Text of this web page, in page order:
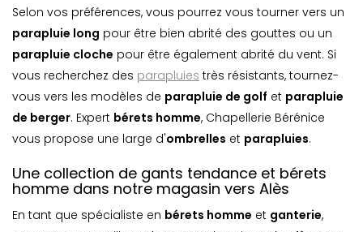
Selon vos préférences, vous pourrez vous tourner vers un
parapluie long pour être bien abrité des gouttes ou un
parapluie cloche pour être également abrité du vent. Si
vous recherchez des parapluies très résistants, tournez-
vous vers les modèles de parapluie de golf et parapluie
de berger. Expert bérets homme, Chapellerie Bérénice
vous propose une large d'ombrelles et parapluies.
Une collection de gants tendance et bérets
homme dans notre magasin vers Alès
En tant que spécialiste en bérets homme et ganterie,